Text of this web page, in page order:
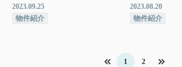
2023.09.25
物件紹介
2023.08.20
物件紹介
1 2